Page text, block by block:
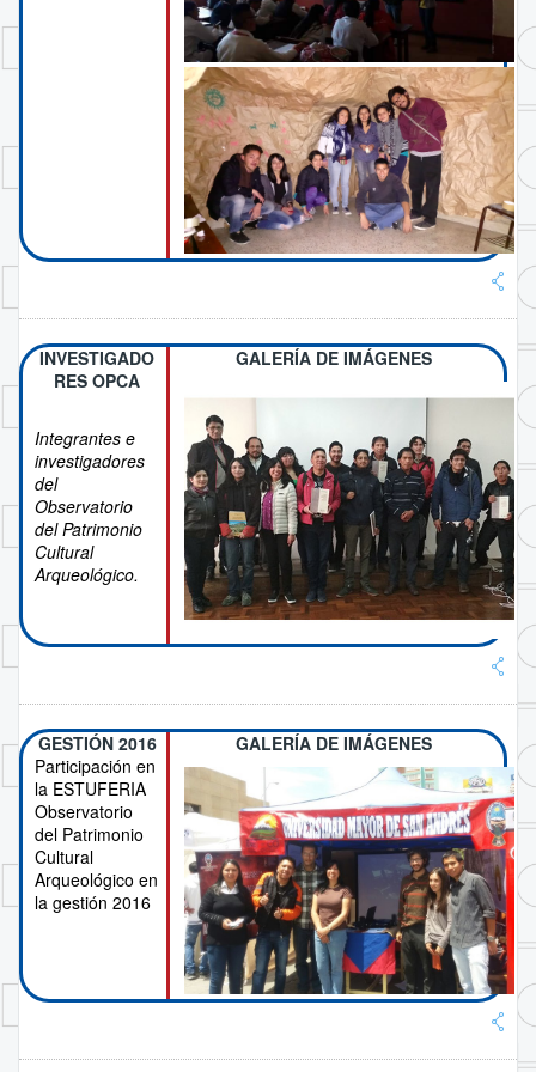
INVESTIGADO
RES OPCA
Integrantes e
investigadores
del
Observatorio
del Patrimonio
Cultural
Arqueológico.
GALERÍA DE IMÁGENES
GESTIÓN 2016
Participación en
la ESTUFERIA
Observatorio
del Patrimonio
Cultural
Arqueológico en
la gestión 2016
GALERÍA DE IMÁGENES